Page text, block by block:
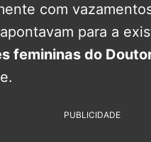
com
para a
femininas do
PUBLICIDADE